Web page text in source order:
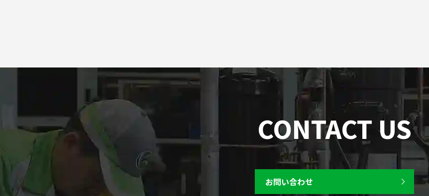
CONTACT US
お問い合わせ